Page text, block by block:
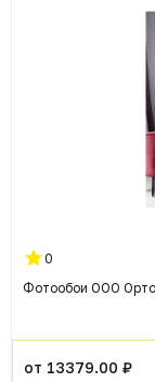
0
Фотообои ООО
от 13379.00 ₽